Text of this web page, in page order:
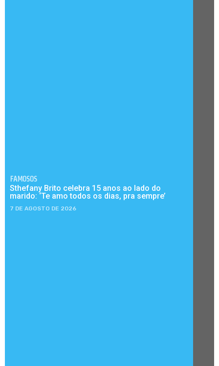
FAMOSOS
Sthefany Brito celebra 15 anos ao lado do
marido: ‘Te amo todos os dias, pra sempre’
7 DE AGOSTO DE 2026